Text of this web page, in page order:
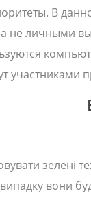
В
не личными
участниками
зелені
вони